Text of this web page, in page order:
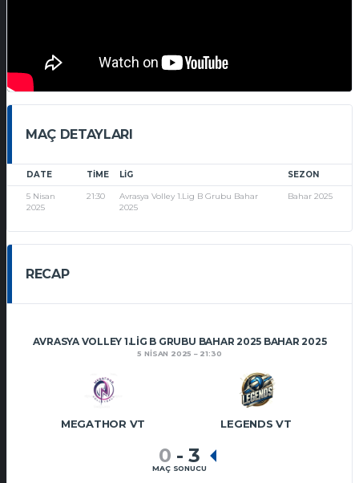
MAÇ DETAYLARI
DATE TIME LIG SEZON
5 Nisan
2025
21:30
Avrasya Volley 1.Lig B Grubu Bahar
2025
Bahar 2025
RECAP
AVRASYA VOLLEY 1.LIG B GRUBU BAHAR 2025 BAHAR 2025
5 NISAN 2025 21:30
MEGATHOR VT LEGENDS VT
0 - 3
MAÇ SONUCU